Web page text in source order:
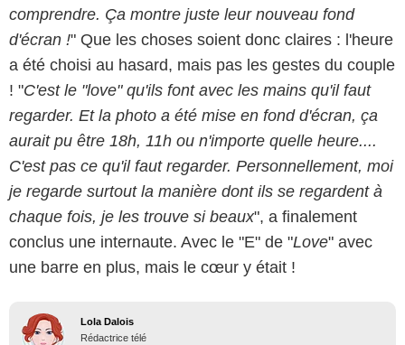
comprendre. Ça montre juste leur nouveau fond
d'écran !" Que les choses soient donc claires : l'heure
a été choisi au hasard, mais pas les gestes du couple
! "C'est le "love" qu'ils font avec les mains qu'il faut
regarder. Et la photo a été mise en fond d'écran, ça
aurait pu être 18h, 11h ou n'importe quelle heure....
C'est pas ce qu'il faut regarder. Personnellement, moi
je regarde surtout la manière dont ils se regardent à
chaque fois, je les trouve si beaux", a finalement
conclus une internaute. Avec le "E" de "Love" avec
une barre en plus, mais le cœur y était !
Lola Dalois
Rédactrice télé